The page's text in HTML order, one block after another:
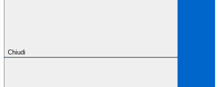
Chiudi